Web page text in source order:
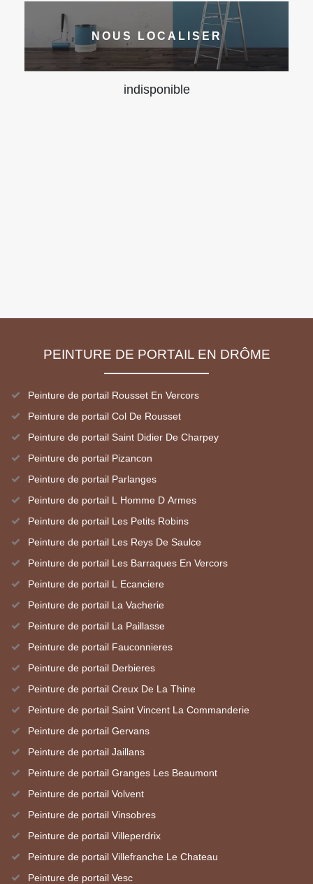
NOUS LOCALISER
indisponible
PEINTURE DE PORTAIL EN DRÔME
Peinture de portail Rousset En Vercors
Peinture de portail Col De Rousset
Peinture de portail Saint Didier De Charpey
Peinture de portail Pizancon
Peinture de portail Parlanges
Peinture de portail L Homme D Armes
Peinture de portail Les Petits Robins
Peinture de portail Les Reys De Saulce
Peinture de portail Les Barraques En Vercors
Peinture de portail L Ecanciere
Peinture de portail La Vacherie
Peinture de portail La Paillasse
Peinture de portail Fauconnieres
Peinture de portail Derbieres
Peinture de portail Creux De La Thine
Peinture de portail Saint Vincent La Commanderie
Peinture de portail Gervans
Peinture de portail Jaillans
Peinture de portail Granges Les Beaumont
Peinture de portail Volvent
Peinture de portail Vinsobres
Peinture de portail Villeperdrix
Peinture de portail Villefranche Le Chateau
Peinture de portail Vesc